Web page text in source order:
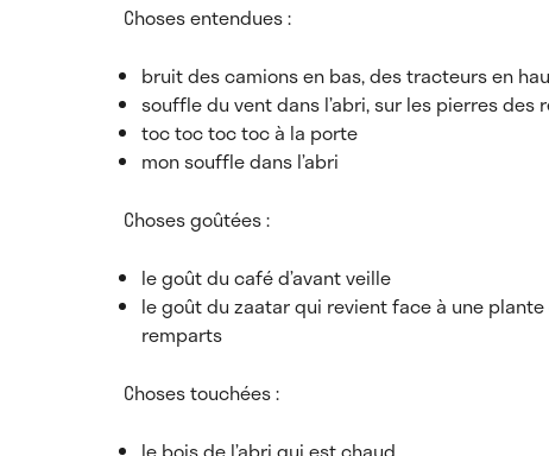
Choses entendues :
bruit des camions en bas, des tracteurs en
souffle du vent dans l’abri, sur les pierres
toc toc toc toc à la porte
mon souffle dans l’abri
Choses goûtées :
le goût du café d’avant veille
le goût du zaatar qui revient face à une
remparts
Choses touchées :